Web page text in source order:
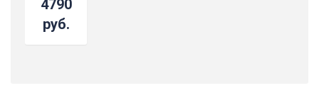
4790
руб.